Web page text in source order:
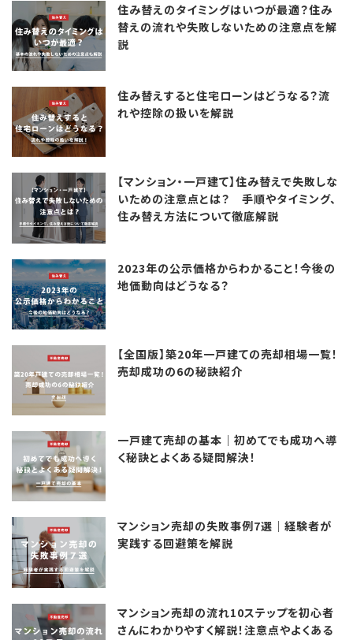
住み替えのタイミングはいつが最適？住み
替えの流れや失敗しないための注意点を解
説
住み替えすると住宅ローンはどうなる？流
れや控除の扱いを解説
【マンション・一戸建て】住み替えで失敗しな
いための注意点とは？ 手順やタイミング、
住み替え方法について徹底解説
2023年の公示価格からわかること！今後の
地価動向はどうなる？
【全国版】築20年一戸建ての売却相場一覧！
売却成功の6の秘訣紹介
一戸建て売却の基本｜初めてでも成功へ導
く秘訣とよくある疑問解決！
マンション売却の失敗事例7選｜経験者が
実践する回避策を解説
マンション売却の流れ10ステップを初心者
さんにわかりやすく解説！注意点やよくある